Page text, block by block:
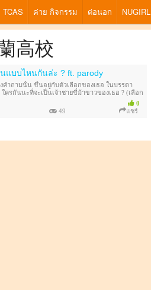
TCAS ค่าย กิจกรรม ต่อนอก NUGIRL
高校
นแบบไหนกันล่ะ ? ft. parody
0
คำถามนั้น ขึ้นอยู่กับตัวเลือกของเธอ ในบรรดา
ครกันนะที่จะเป็นเจ้าชายขี่ม้าขาวของเธอ ? (เลือก
จ๋า)
49 แชร์